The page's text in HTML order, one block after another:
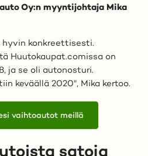
Oy:n myyntijohtaja Mika
konkreettisesti.
Huutokaupat.comissa on
ja se oli autonosturi.
keväällä 2020", Mika kertoo.
vaihtoautot meillä
satoja